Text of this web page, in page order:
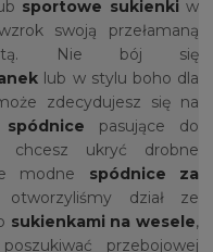
sportowe sukienki w
swoją przełamaną
Nie bój się
lub w stylu boho dla
zdecydujesz się na
pasujące do
chcesz ukryć drobne
modne spódnice za
dział ze
sukienkami na wesele,
przebojowej